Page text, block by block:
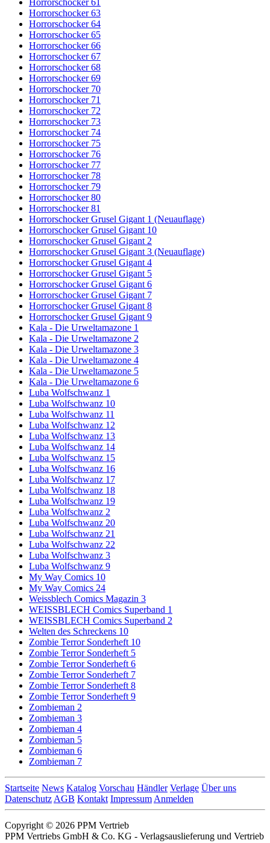
Horrorschocker 61
Horrorschocker 63
Horrorschocker 64
Horrorschocker 65
Horrorschocker 66
Horrorschocker 67
Horrorschocker 68
Horrorschocker 69
Horrorschocker 70
Horrorschocker 71
Horrorschocker 72
Horrorschocker 73
Horrorschocker 74
Horrorschocker 75
Horrorschocker 76
Horrorschocker 77
Horrorschocker 78
Horrorschocker 79
Horrorschocker 80
Horrorschocker 81
Horrorschocker Grusel Gigant 1 (Neuauflage)
Horrorschocker Grusel Gigant 10
Horrorschocker Grusel Gigant 2
Horrorschocker Grusel Gigant 3 (Neuauflage)
Horrorschocker Grusel Gigant 4
Horrorschocker Grusel Gigant 5
Horrorschocker Grusel Gigant 6
Horrorschocker Grusel Gigant 7
Horrorschocker Grusel Gigant 8
Horrorschocker Grusel Gigant 9
Kala - Die Urweltamazone 1
Kala - Die Urweltamazone 2
Kala - Die Urweltamazone 3
Kala - Die Urweltamazone 4
Kala - Die Urweltamazone 5
Kala - Die Urweltamazone 6
Luba Wolfschwanz 1
Luba Wolfschwanz 10
Luba Wolfschwanz 11
Luba Wolfschwanz 12
Luba Wolfschwanz 13
Luba Wolfschwanz 14
Luba Wolfschwanz 15
Luba Wolfschwanz 16
Luba Wolfschwanz 17
Luba Wolfschwanz 18
Luba Wolfschwanz 19
Luba Wolfschwanz 2
Luba Wolfschwanz 20
Luba Wolfschwanz 21
Luba Wolfschwanz 22
Luba Wolfschwanz 3
Luba Wolfschwanz 9
My Way Comics 10
My Way Comics 24
Weissblech Comics Magazin 3
WEISSBLECH Comics Superband 1
WEISSBLECH Comics Superband 2
Welten des Schreckens 10
Zombie Terror Sonderheft 10
Zombie Terror Sonderheft 5
Zombie Terror Sonderheft 6
Zombie Terror Sonderheft 7
Zombie Terror Sonderheft 8
Zombie Terror Sonderheft 9
Zombieman 2
Zombieman 3
Zombieman 4
Zombieman 5
Zombieman 6
Zombieman 7
Startseite News Katalog Vorschau Händler Verlage Über uns
Datenschutz AGB Kontakt Impressum Anmelden
Copyright © 2026 PPM Vertrieb
PPM Vertriebs GmbH & Co. KG - Verlagsauslieferung und Vertrieb